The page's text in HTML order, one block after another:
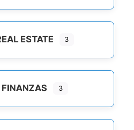
ESTATE 3
FINANZAS 3